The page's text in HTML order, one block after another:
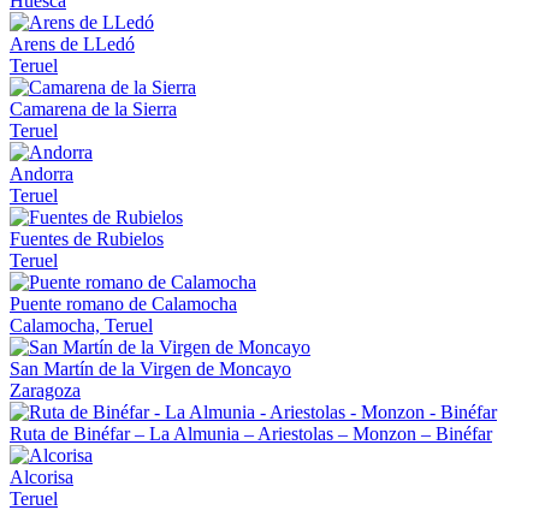
Arens de LLedó
Teruel
Camarena de la Sierra
Teruel
Andorra
Teruel
Fuentes de Rubielos
Teruel
Puente romano de Calamocha
Calamocha, Teruel
San Martín de la Virgen de Moncayo
Zaragoza
Ruta de Binéfar – La Almunia – Ariestolas – Monzon – Binéfar
Alcorisa
Teruel